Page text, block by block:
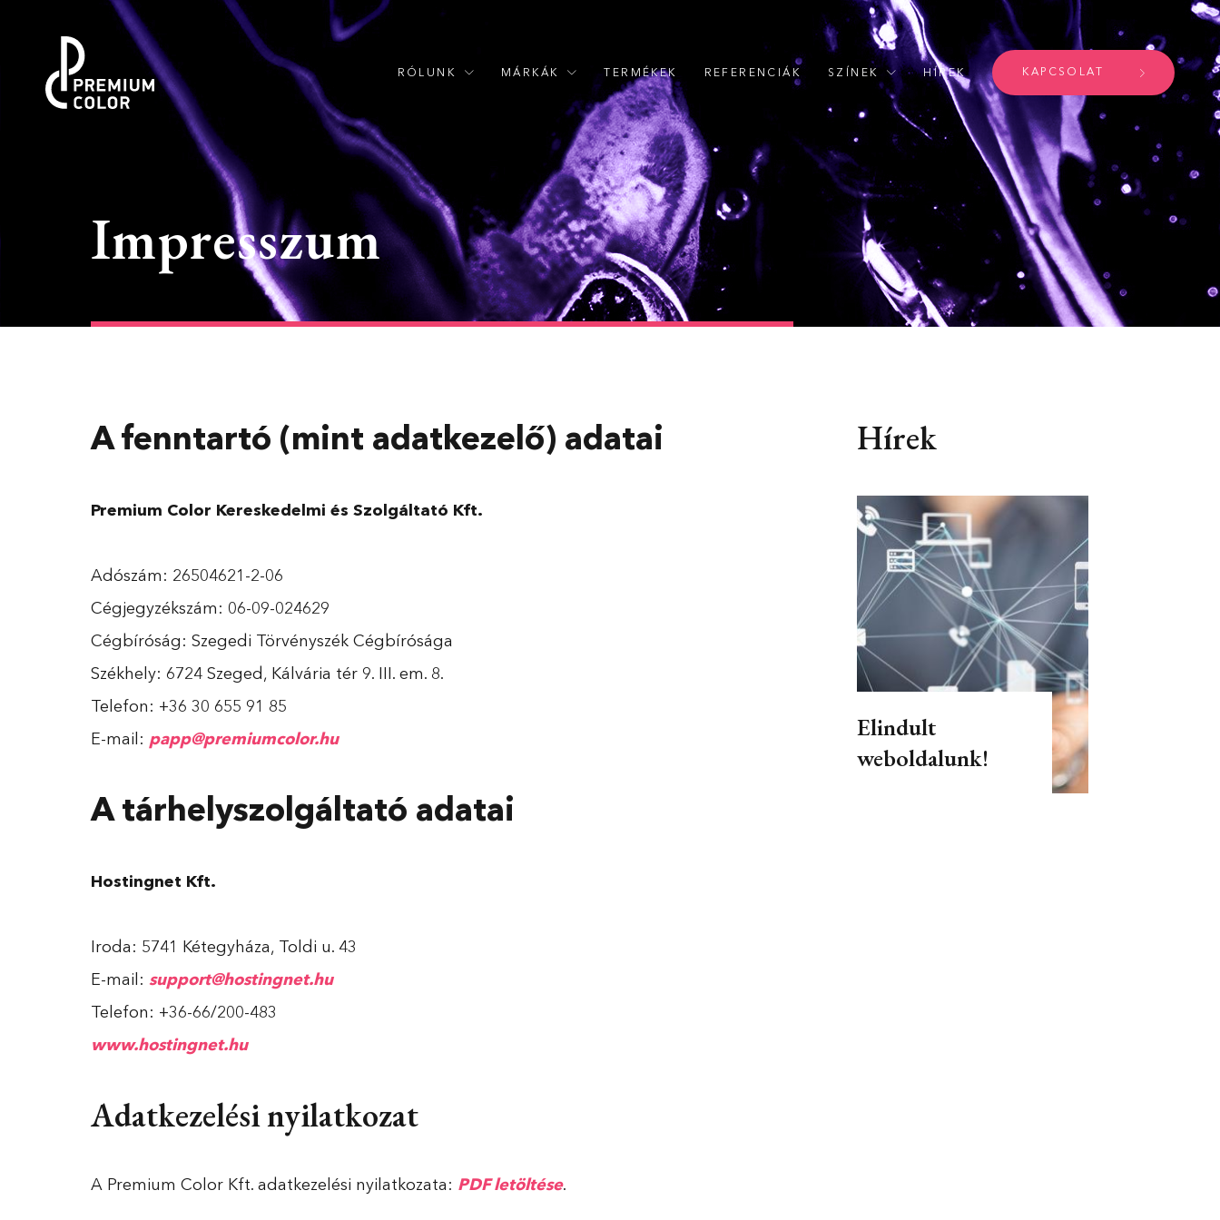
RÓLUNK MÁRKÁK TERMÉKEK REFERENCIÁK SZÍNEK HÍREK KAPCSOLAT
Impresszum
A fenntartó (mint adatkezelő) adatai
Premium Color Kereskedelmi és Szolgáltató Kft.
Adószám: 26504621-2-06
Cégjegyzékszám: 06-09-024629
Cégbíróság: Szegedi Törvényszék Cégbírósága
Székhely: 6724 Szeged, Kálvária tér 9. III. em. 8.
Telefon: +36 30 655 91 85
E-mail: papp@premiumcolor.hu
A tárhelyszolgáltató adatai
Hostingnet Kft.
Iroda: 5741 Kétegyháza, Toldi u. 43
E-mail: support@hostingnet.hu
Telefon: +36-66/200-483
www.hostingnet.hu
Adatkezelési nyilatkozat
A Premium Color Kft. adatkezelési nyilatkozata: PDF letöltése.
Hírek
Elindult
weboldalunk!